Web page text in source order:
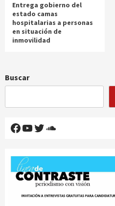
Entrega gobierno del
estado camas
hospitalarias a personas
en situación de
inmovilidad
Buscar
Facebook
YouTube
Twitter
SoundCloud